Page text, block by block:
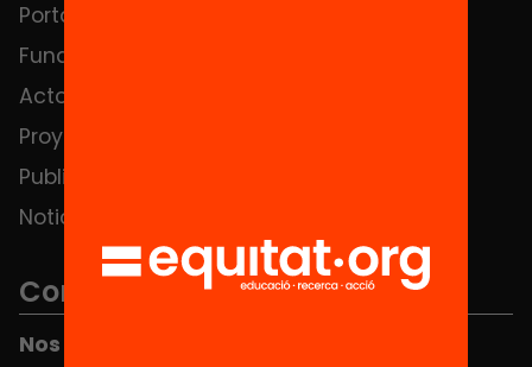
Portada
Fundación
Actos
Proyectos
Publicaciones y vídeos
Noticias
Contacto
Nos puedes encontrar en el HUB Social